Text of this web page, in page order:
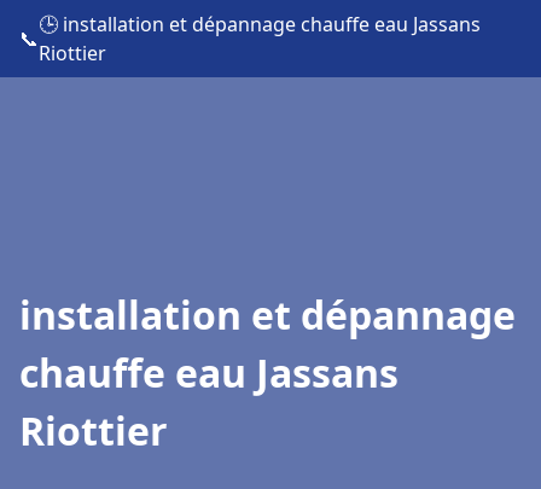
📞
🕒 installation et dépannage chauffe eau Jassans
Riottier
installation et dépannage
chauffe eau Jassans
Riottier